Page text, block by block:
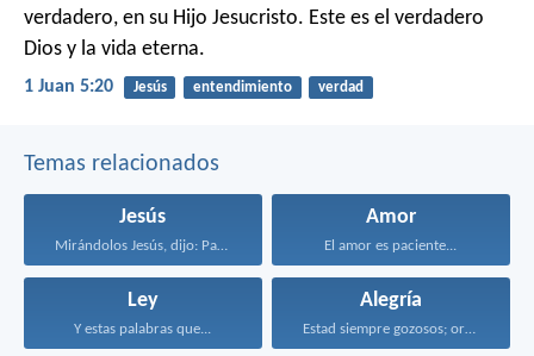
verdadero, en su Hijo Jesucristo. Este es el verdadero
Dios y la vida eterna.
1 Juan 5:20 Jesús entendimiento verdad
Temas relacionados
Jesús
Mirándolos Jesús, dijo: Para...
Amor
El amor es paciente...
Ley
Y estas palabras que...
Alegría
Estad siempre gozosos; orad...